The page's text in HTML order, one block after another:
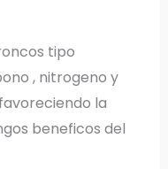
tipo
, nitrogeno y
la
beneficos del